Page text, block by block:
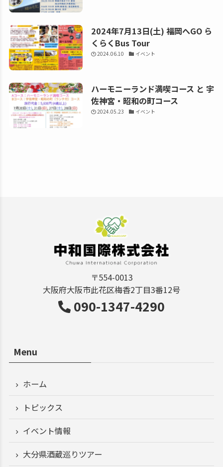
2024年7月13日(土) 福岡へGO ら
くらくBus Tour
2024.06.10 イベント
ハーモニーランド満喫コース と 宇
佐神宮・昭和の町コース
2024.05.23 イベント
〒554-0013
大阪府大阪市此花区梅香2丁目3番12号
090-1347-4290
Menu
ホーム
トピックス
イベント情報
大分県酒蔵巡りツアー